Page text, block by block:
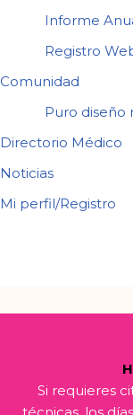
Informe
Registro
Comunidad
Puro diseño
Directorio Médico
Noticias
Mi perfil/Registro
Si requieres